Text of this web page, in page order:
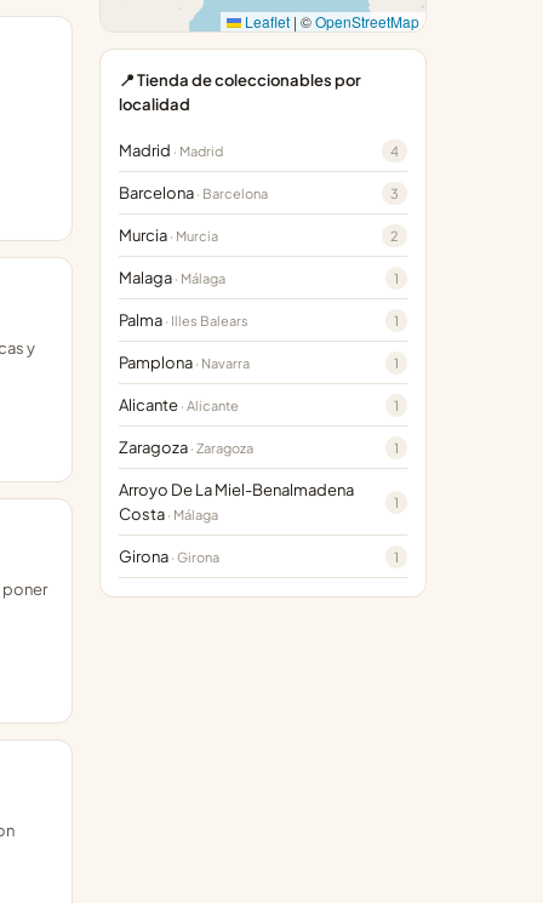
y
poner
Leaflet | ©OpenStreetMap
📍 Tienda de coleccionables por
localidad
Madrid · Madrid 4
Barcelona · Barcelona 3
Murcia · Murcia 2
Malaga · Málaga 1
Palma · Illes Balears 1
Pamplona · Navarra 1
Alicante · Alicante 1
Zaragoza · Zaragoza 1
Arroyo De La Miel-Benalmadena
Costa · Málaga
1
Girona · Girona 1